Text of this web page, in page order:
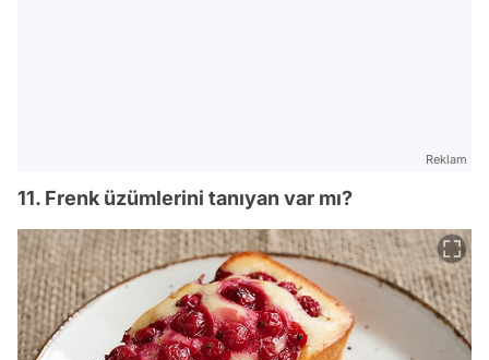
Reklam
11. Frenk üzümlerini tanıyan var mı?